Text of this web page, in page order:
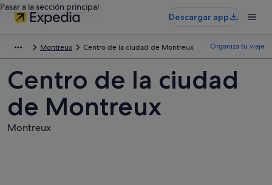
Pasar a la sección principal
Descargar app
Montreux Centro de la ciudad de Montreux Organiza tu viaje
Centro de la ciudad
de Montreux
Montreux